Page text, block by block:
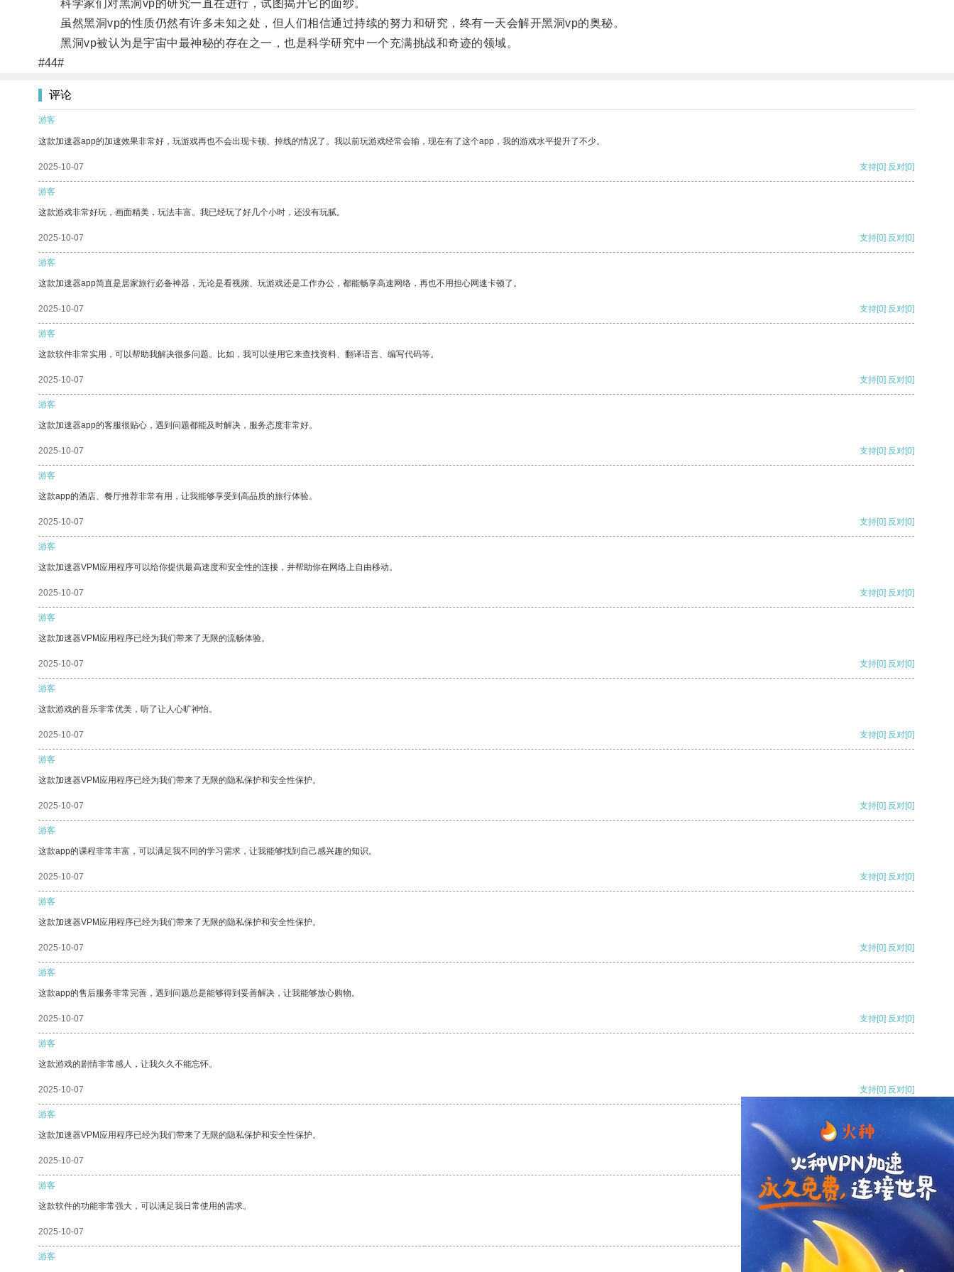
科学家们对黑洞vp的研究一直在进行，试图揭开它的面纱。
虽然黑洞vp的性质仍然有许多未知之处，但人们相信通过持续的努力和研究，终有一天会解开黑洞vp的奥秘。
黑洞vp被认为是宇宙中最神秘的存在之一，也是科学研究中一个充满挑战和奇迹的领域。
#44#
评论
游客
这款加速器app的加速效果非常好，玩游戏再也不会出现卡顿、掉线的情况了。我以前玩游戏经常会输，现在有了这个app，我的游戏水平提升了不少。
2025-10-07 支持[0] 反对[0]
游客
这款游戏非常好玩，画面精美，玩法丰富。我已经玩了好几个小时，还没有玩腻。
2025-10-07 支持[0] 反对[0]
游客
这款加速器app简直是居家旅行必备神器，无论是看视频、玩游戏还是工作办公，都能畅享高速网络，再也不用担心网速卡顿了。
2025-10-07 支持[0] 反对[0]
游客
这款软件非常实用，可以帮助我解决很多问题。比如，我可以使用它来查找资料、翻译语言、编写代码等。
2025-10-07 支持[0] 反对[0]
游客
这款加速器app的客服很贴心，遇到问题都能及时解决，服务态度非常好。
2025-10-07 支持[0] 反对[0]
游客
这款app的酒店、餐厅推荐非常有用，让我能够享受到高品质的旅行体验。
2025-10-07 支持[0] 反对[0]
游客
这款加速器VPM应用程序可以给你提供最高速度和安全性的连接，并帮助你在网络上自由移动。
2025-10-07 支持[0] 反对[0]
游客
这款加速器VPM应用程序已经为我们带来了无限的流畅体验。
2025-10-07 支持[0] 反对[0]
游客
这款游戏的音乐非常优美，听了让人心旷神怡。
2025-10-07 支持[0] 反对[0]
游客
这款加速器VPM应用程序已经为我们带来了无限的隐私保护和安全性保护。
2025-10-07 支持[0] 反对[0]
游客
这款app的课程非常丰富，可以满足我不同的学习需求，让我能够找到自己感兴趣的知识。
2025-10-07 支持[0] 反对[0]
游客
这款加速器VPM应用程序已经为我们带来了无限的隐私保护和安全性保护。
2025-10-07 支持[0] 反对[0]
游客
这款app的售后服务非常完善，遇到问题总是能够得到妥善解决，让我能够放心购物。
2025-10-07 支持[0] 反对[0]
游客
这款游戏的剧情非常感人，让我久久不能忘怀。
2025-10-07 支持[0] 反对[0]
游客
这款加速器VPM应用程序已经为我们带来了无限的隐私保护和安全性保护。
2025-10-07 支持[0] 反对
游客
这款软件的功能非常强大，可以满足我日常使用的需求。
2025-10-07 支持
游客